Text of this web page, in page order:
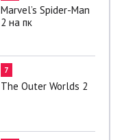
Marvel’s Spider-Man
2 на пк
7
The Outer Worlds 2